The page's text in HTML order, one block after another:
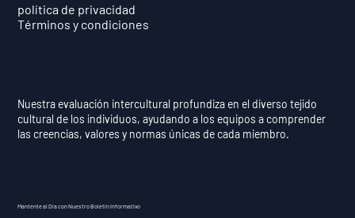
política de privacidad
Términos y condiciones
Nuestra evaluación intercultural profundiza en el diverso tejido
cultural de los individuos, ayudando a los equipos a comprender
las creencias, valores y normas únicas de cada miembro.
Mantente al Día con Nuestro Boletín Informativo